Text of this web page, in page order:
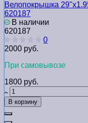
Велопокрышка
620187
В наличии
620187
0
2000 руб.
При самовывозе
1800 руб.
В корзину